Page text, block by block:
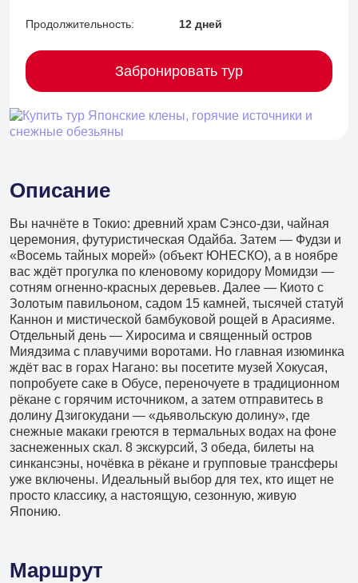
+7 (902) 485 96 34
Детские экскурсии
+7 (966) 286 54 19
Туры в Китай
+7 (966) 272 14 20
Туры в КНДР
+7 (966) 272 14 20
Продолжительность: 12 дней
Забронировать тур
Описание
Вы начнёте в Токио: древний храм Сэнсо-дзи, чайная
церемония, футуристическая Одайба. Затем — Фудзи и
«Восемь тайных морей» (объект ЮНЕСКО), а в ноябре
вас ждёт прогулка по кленовому коридору Момидзи —
сотням огненно-красных деревьев. Далее — Киото с
Золотым павильоном, садом 15 камней, тысячей статуй
Каннон и мистической бамбуковой рощей в Арасияме.
Отдельный день — Хиросима и священный остров
Миядзима с плавучими воротами. Но главная изюминка
ждёт вас в горах Нагано: вы посетите музей Хокусая,
попробуете саке в Обусе, переночуете в традиционном
рёкане с горячим источником, а затем отправитесь в
долину Дзигокудани — «дьявольскую долину», где
снежные макаки греются в термальных водах на фоне
заснеженных скал. 8 экскурсий, 3 обеда, билеты на
синкансэны, ночёвка в рёкане и групповые трансферы
уже включены. Идеальный выбор для тех, кто ищет не
просто классику, а настоящую, сезонную, живую
Японию.
Маршрут